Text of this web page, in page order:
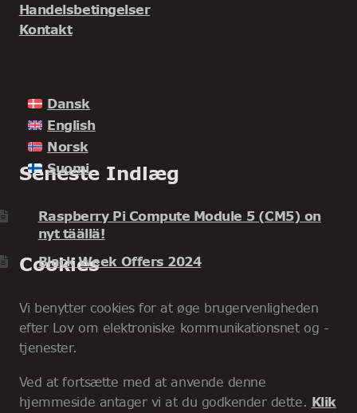
Handelsbetingelser
Kontakt
Dansk
English
Norsk
Suomi
Seneste Indlæg
Raspberry Pi Compute Module 5 (CM5) on
nyt täällä!
Black Week Offers 2024
Cookies
Vi benytter cookies for at øge brugervenligheden
efter Lov om elektroniske kommunikationsnet og -
tjenester.
Ved at fortsætte med at anvende denne
hjemmeside antager vi at du godkender dette. Klik